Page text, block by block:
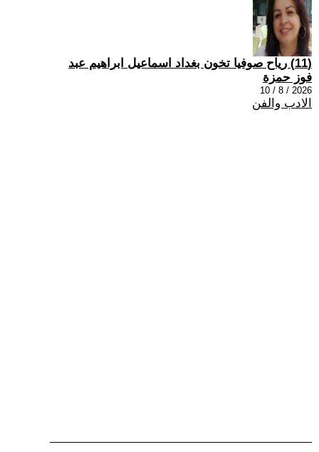
(11) رياح صوفيا تخون بغداد اسماعيل ابراهيم عبد
فوز حمزة
2026 / 8 / 10
الادب والفن